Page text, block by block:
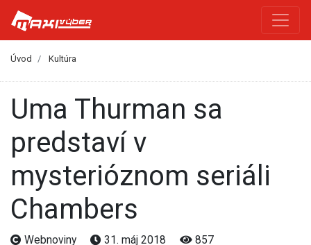
Úvod Kultúra
Uma Thurman sa
predstaví v
mysterióznom seriáli
Chambers
Webnoviny 31. máj 2018 857